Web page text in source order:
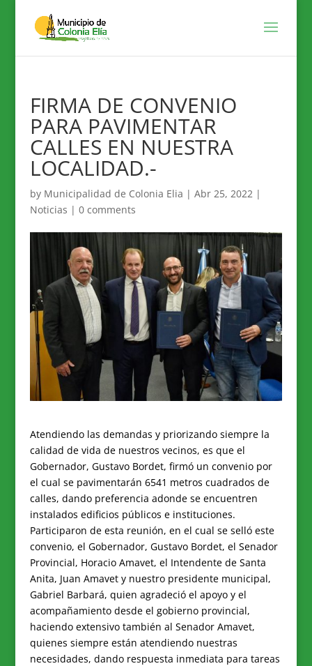
FIRMA DE CONVENIO
PARA PAVIMENTAR
CALLES EN NUESTRA
LOCALIDAD.-
by Municipalidad de Colonia Elia | Abr 25, 2022|
Noticias | 0 comments
Atendiendo las demandas y priorizando siempre la
calidad de vida de nuestros vecinos, es que el
Gobernador, Gustavo Bordet, firmó un convenio por
el cual se pavimentarán 6541 metros cuadrados de
calles, dando preferencia adonde se encuentren
instalados edificios públicos e instituciones.
Participaron de esta reunión, en el cual se selló este
convenio, el Gobernador, Gustavo Bordet, el Senador
Provincial, Horacio Amavet, el Intendente de Santa
Anita, Juan Amavet y nuestro presidente municipal,
Gabriel Barbará, quien agradeció el apoyo y el
acompañamiento desde el gobierno provincial,
haciendo extensivo también al Senador Amavet,
quienes siempre están atendiendo nuestras
necesidades, dando respuesta inmediata para tareas